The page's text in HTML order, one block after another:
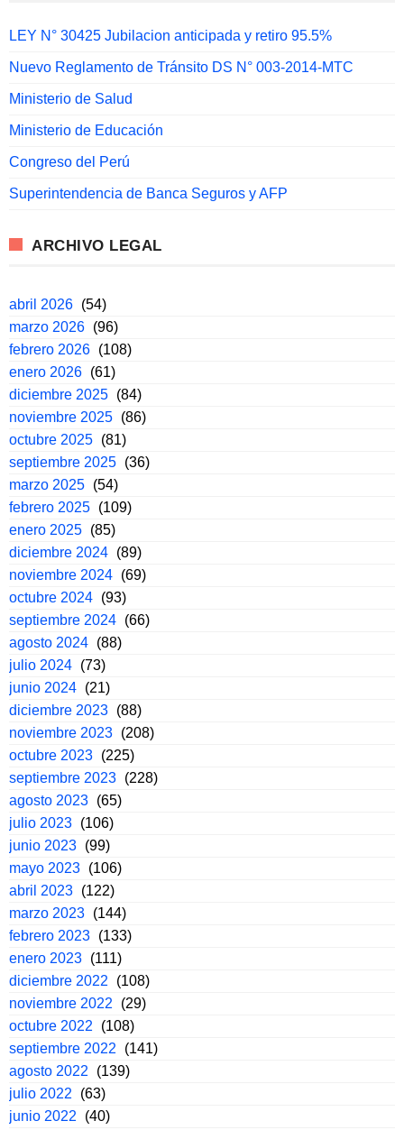
LEY N° 30425 Jubilacion anticipada y retiro 95.5%
Nuevo Reglamento de Tránsito DS N° 003-2014-MTC
Ministerio de Salud
Ministerio de Educación
Congreso del Perú
Superintendencia de Banca Seguros y AFP
ARCHIVO LEGAL
abril 2026 (54)
marzo 2026 (96)
febrero 2026 (108)
enero 2026 (61)
diciembre 2025 (84)
noviembre 2025 (86)
octubre 2025 (81)
septiembre 2025 (36)
marzo 2025 (54)
febrero 2025 (109)
enero 2025 (85)
diciembre 2024 (89)
noviembre 2024 (69)
octubre 2024 (93)
septiembre 2024 (66)
agosto 2024 (88)
julio 2024 (73)
junio 2024 (21)
diciembre 2023 (88)
noviembre 2023 (208)
octubre 2023 (225)
septiembre 2023 (228)
agosto 2023 (65)
julio 2023 (106)
junio 2023 (99)
mayo 2023 (106)
abril 2023 (122)
marzo 2023 (144)
febrero 2023 (133)
enero 2023 (111)
diciembre 2022
(108)
noviembre 2022
(29)
octubre 2022
(108)
septiembre 2022
(141)
agosto 2022
(139)
julio 2022
(63)
junio 2022
(40)